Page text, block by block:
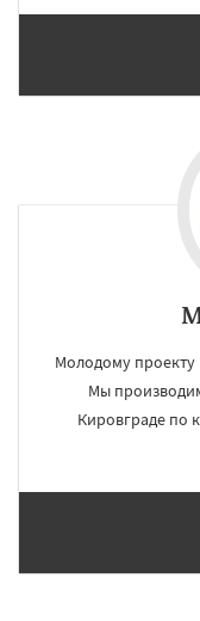
Молодому
Мы
Кировграде по